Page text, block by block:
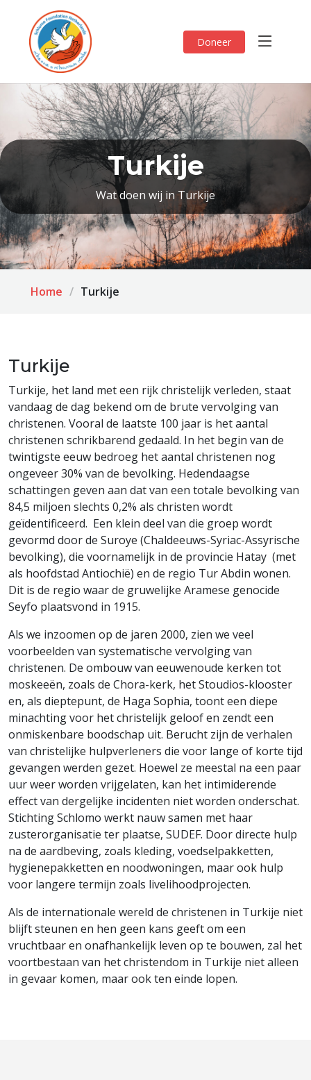
Doneer
Turkije
Wat doen wij in Turkije
Home Turkije
Turkije
Turkije, het land met een rijk christelijk verleden, staat
vandaag de dag bekend om de brute vervolging van
christenen. Vooral de laatste 100 jaar is het aantal
christenen schrikbarend gedaald. In het begin van de
twintigste eeuw bedroeg het aantal christenen nog
ongeveer 30% van de bevolking. Hedendaagse
schattingen geven aan dat van een totale bevolking van
84,5 miljoen slechts 0,2% als christen wordt
geïdentificeerd. Een klein deel van die groep wordt
gevormd door de Suroye (Chaldeeuws-Syriac-Assyrische
bevolking), die voornamelijk in de provincie Hatay (met
als hoofdstad Antiochië) en de regio Tur Abdin wonen.
Dit is de regio waar de gruwelijke Aramese genocide
Seyfo plaatsvond in 1915.
Als we inzoomen op de jaren 2000, zien we veel
voorbeelden van systematische vervolging van
christenen. De ombouw van eeuwenoude kerken tot
moskeeën, zoals de Chora-kerk, het Stoudios-klooster
en, als dieptepunt, de Haga Sophia, toont een diepe
minachting voor het christelijk geloof en zendt een
onmiskenbare boodschap uit. Berucht zijn de verhalen
van christelijke hulpverleners die voor lange of korte tijd
gevangen werden gezet. Hoewel ze meestal na een paar
uur weer worden vrijgelaten, kan het intimiderende
effect van dergelijke incidenten niet worden onderschat.
Stichting Schlomo werkt nauw samen met haar
zusterorganisatie ter plaatse, SUDEF. Door directe hulp
na de aardbeving, zoals kleding, voedselpakketten,
hygienepakketten en noodwoningen, maar ook hulp
voor langere termijn zoals livelihoodprojecten.
Als de internationale wereld de christenen in Turkije niet
blijft steunen en hen geen kans geeft om een
vruchtbaar en onafhankelijk leven op te bouwen, zal het
voortbestaan van het christendom in Turkije niet alleen
in gevaar komen, maar ook ten einde lopen.